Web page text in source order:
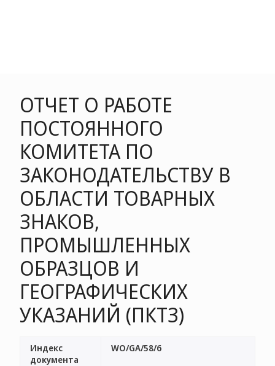
ОТЧЕТ О РАБОТЕ
ПОСТОЯННОГО
КОМИТЕТА ПО
ЗАКОНОДАТЕЛЬСТВУ В
ОБЛАСТИ ТОВАРНЫХ
ЗНАКОВ,
ПРОМЫШЛЕННЫХ
ОБРАЗЦОВ И
ГЕОГРАФИЧЕСКИХ
УКАЗАНИЙ (ПКТЗ)
Индекс
документа
WO/GA/58/6